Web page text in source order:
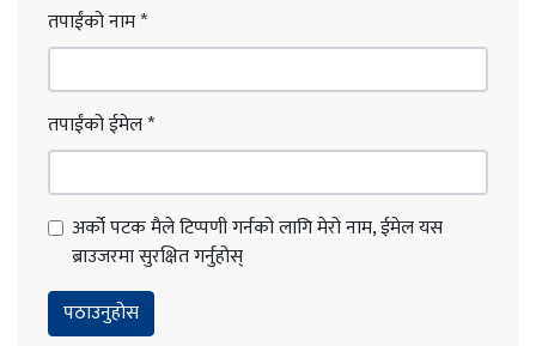
तपाईंको नाम*
तपाईंको ईमेल*
अर्को पटक मैले टिप्पणी गर्नको लागि मेरो नाम, ईमेल यस
ब्राउजरमा सुरक्षित गर्नुहोस्